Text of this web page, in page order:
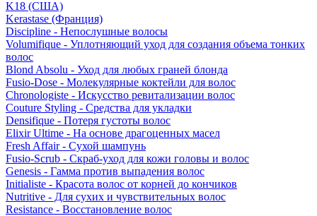
K18 (США)
Kerastase (Франция)
Discipline - Непослушные волосы
Volumifique - Уплотняющий уход для создания объема тонких
волос
Blond Absolu - Уход для любых граней блонда
Fusio-Dose - Молекулярные коктейли для волос
Chronologiste - Искусство ревитализации волос
Couture Styling - Средства для укладки
Densifique - Потеря густоты волос
Elixir Ultime - На основе драгоценных масел
Fresh Affair - Сухой шампунь
Fusio-Scrub - Скраб-уход для кожи головы и волос
Genesis - Гамма против выпадения волос
Initialiste - Красота волос от корней до кончиков
Nutritive - Для сухих и чувствительных волос
Resistance - Восстановление волос